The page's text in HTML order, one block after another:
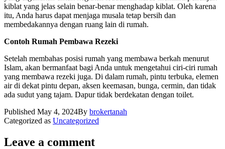
kiblat yang jelas selain benar-benar menghadap kiblat. Oleh karena
itu, Anda harus dapat menjaga musala tetap bersih dan
membedakannya dengan ruang lain di rumah.
Contoh Rumah Pembawa Rezeki
Setelah membahas posisi rumah yang membawa berkah menurut
Islam, akan bermanfaat bagi Anda untuk mengetahui ciri-ciri rumah
yang membawa rezeki juga. Di dalam rumah, pintu terbuka, elemen
air di dekat pintu depan, aksen keemasan, bunga, cermin, dan tidak
ada sudut yang tajam. Dapur tidak berdekatan dengan toilet.
Published May 4, 2024By brokertanah
Categorized as Uncategorized
Leave a comment